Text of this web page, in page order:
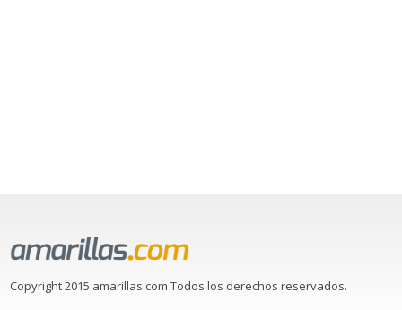
Copyright 2015 amarillas.com Todos los derechos reservados.